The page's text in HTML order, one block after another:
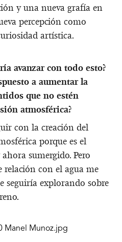
y una nueva grafía en
percepción como
artística.
avanzar con todo esto?
a aumentar la
que no estén
atmosférica?
con la creación del
porque es el
sumergido. Pero
con el agua me
seguiría explorando sobre